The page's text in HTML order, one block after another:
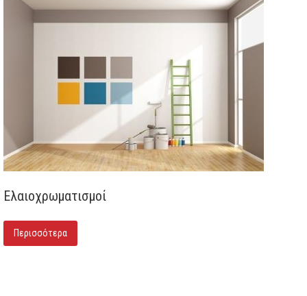
Ελαιοχρωματισμοί
Περισσότερα